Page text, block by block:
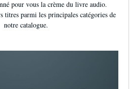
pour vous la crème du livre audio.
titres parmi les principales catégories de
notre catalogue.